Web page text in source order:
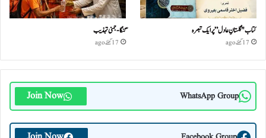
کتاب "گلستانِ عادل” پر ایک تبصرہ
17 گھنٹے ago
گنگا-جمنی تہذیب
17 گھنٹے ago
WhatsApp Group
Join Now